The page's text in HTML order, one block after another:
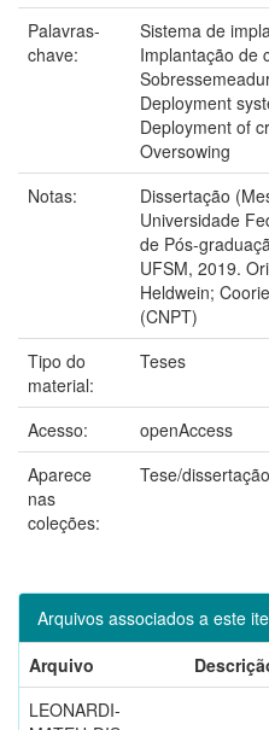
Palavras-
chave:
Sistema de
Implantação de
Deployment
Deployment of
Oversowing
Notas:
Dissertação
Universidade
de Pós-
UFSM, 2019.
Heldwein;
(CNPT)
Tipo do
material:
Teses
Acesso:
openAccess
Aparece
nas
coleções:
Tese/
Arquivos associados a este
Arquivo
LEONARDI-